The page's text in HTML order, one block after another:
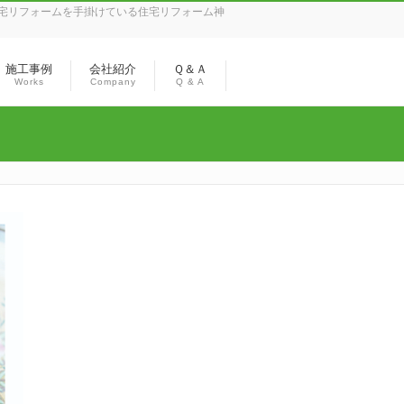
リフォームを手掛けている住宅リフォーム神
施工事例
Works
会社紹介
Company
Ｑ＆Ａ
Q & A